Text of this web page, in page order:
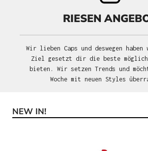
RIESEN
Wir lieben Caps und deswegen haben
Ziel gesetzt dir die beste
bieten. Wir setzen Trends und
Woche mit neuen Styles
Produktgalerie überspringen
NEW IN!